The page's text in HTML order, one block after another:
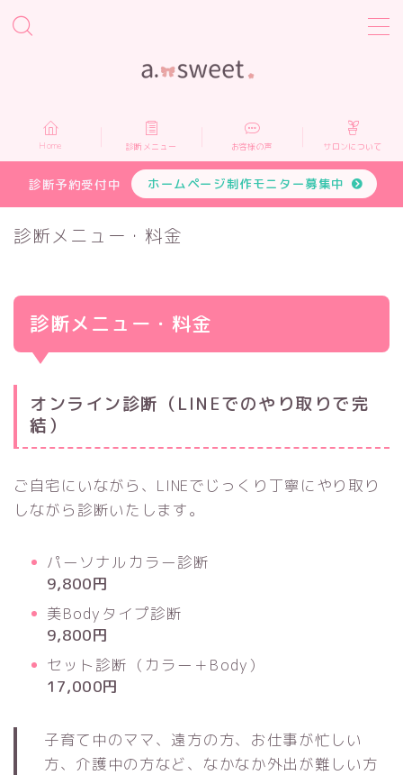
Home
診断メニュー
お客様の声
プロフィール
Home 診断メニュー お客様の声 サロンについて
診断予約受付中 ホームページ制作モニター募集中
診断メニュー・料金
診断メニュー・料金
オンライン診断（LINEでのやり取りで完
結）
ご自宅にいながら、LINEでじっくり丁寧にやり取り
しながら診断いたします。
パーソナルカラー診断
9,800円
美Bodyタイプ診断
9,800円
セット診断（カラー＋Body）
17,000円
子育て中のママ、遠方の方、お仕事が忙しい
方、介護中の方など、なかなか外出が難しい方